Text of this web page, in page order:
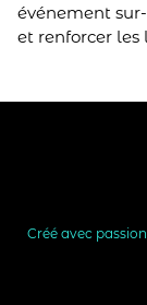
événement
et renforcer les
Créé avec